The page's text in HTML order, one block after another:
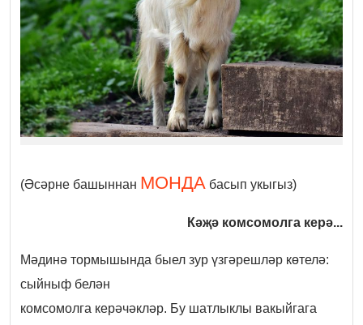
(Әсәрне башыннан МОНДА басып укыгыз)
Кәҗә комсомолга керә...
Мәдинә тормышында быел зур үзгәрешләр көтелә:
сыйныф белән
комсомолга керәчәкләр. Бу шатлыклы вакыйгага